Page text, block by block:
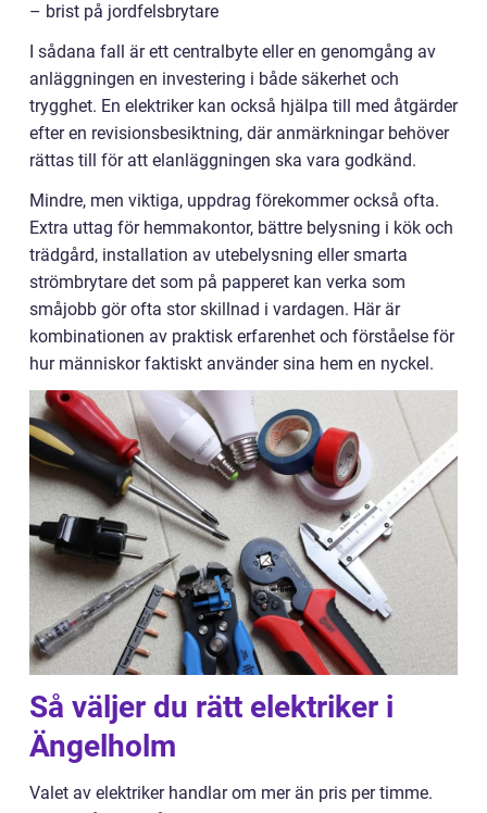
– brist på jordfelsbrytare
I sådana fall är ett centralbyte eller en genomgång av
anläggningen en investering i både säkerhet och
trygghet. En elektriker kan också hjälpa till med åtgärder
efter en revisionsbesiktning, där anmärkningar behöver
rättas till för att elanläggningen ska vara godkänd.
Mindre, men viktiga, uppdrag förekommer också ofta.
Extra uttag för hemmakontor, bättre belysning i kök och
trädgård, installation av utebelysning eller smarta
strömbrytare det som på papperet kan verka som
småjobb gör ofta stor skillnad i vardagen. Här är
kombinationen av praktisk erfarenhet och förståelse för
hur människor faktiskt använder sina hem en nyckel.
Så väljer du rätt elektriker i
Ängelholm
Valet av elektriker handlar om mer än pris per timme.